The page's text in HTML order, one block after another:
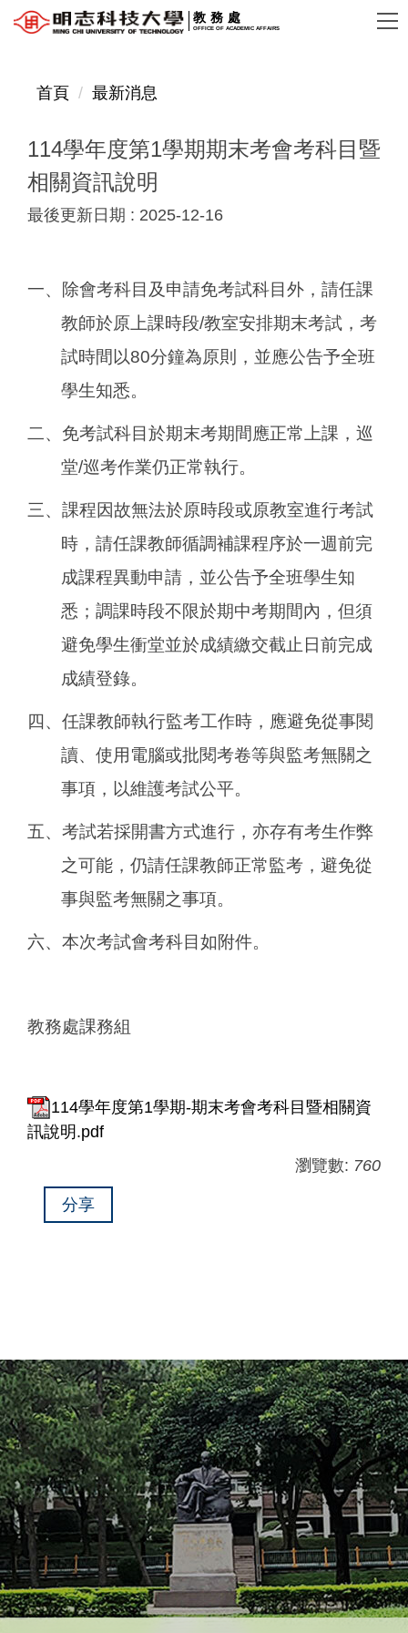
跳
教務處
OFFICE OF ACADEMIC AFFAIRS
首頁 最新消息
114學年度第1學期期末考會考科目暨
相關資訊說明
最後更新日期 : 2025-12-16
一、除會考科目及申請免考試科目外，請任課
教師於原上課時段/教室安排期末考試，考
試時間以80分鐘為原則，並應公告予全班
學生知悉。
二、免考試科目於期末考期間應正常上課，巡
堂/巡考作業仍正常執行。
三、課程因故無法於原時段或原教室進行考試
時，請任課教師循調補課程序於一週前完
成課程異動申請，並公告予全班學生知
悉；調課時段不限於期中考期間內，但須
避免學生衝堂並於成績繳交截止日前完成
成績登錄。
四、任課教師執行監考工作時，應避免從事閱
讀、使用電腦或批閱考卷等與監考無關之
事項，以維護考試公平。
五、考試若採開書方式進行，亦存有考生作弊
之可能，仍請任課教師正常監考，避免從
事與監考無關之事項。
六、本次考試會考科目如附件。
教務處課務組
114學年度第1學期-期末考會考科目暨相關資
訊說明.pdf
瀏覽數: 760
分享